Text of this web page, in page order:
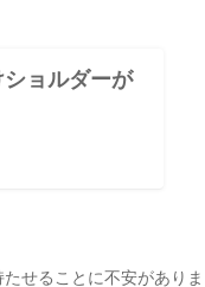
ョルダーが
せることに不安がありま